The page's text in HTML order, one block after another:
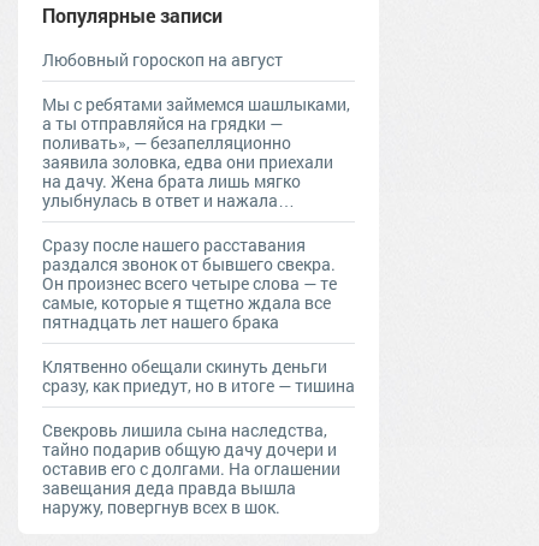
Популярные записи
Любовный гороскоп на август
Мы с ребятами займемся шашлыками,
а ты отправляйся на грядки —
поливать», — безапелляционно
заявила золовка, едва они приехали
на дачу. Жена брата лишь мягко
улыбнулась в ответ и нажала…
Сразу после нашего расставания
раздался звонок от бывшего свекра.
Он произнес всего четыре слова — те
самые, которые я тщетно ждала все
пятнадцать лет нашего брака
Клятвенно обещали скинуть деньги
сразу, как приедут, но в итоге — тишина
Свекровь лишила сына наследства,
тайно подарив общую дачу дочери и
оставив его с долгами. На оглашении
завещания деда правда вышла
наружу, повергнув всех в шок.